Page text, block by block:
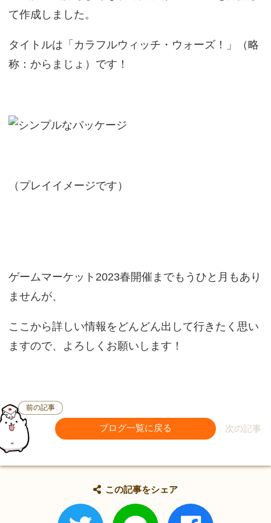
て作成しました。
タイトルは「カラフルウィッチ・ウォーズ！」（略
称：からまじょ）です！
（プレイイメージです）
ゲームマーケット2023春開催までもうひと月もあり
ませんが、
ここから詳しい情報をどんどん出して行きたく思い
ますので、よろしくお願いします！
前の記事
ブログ一覧に戻る 次の記事
この記事をシェア